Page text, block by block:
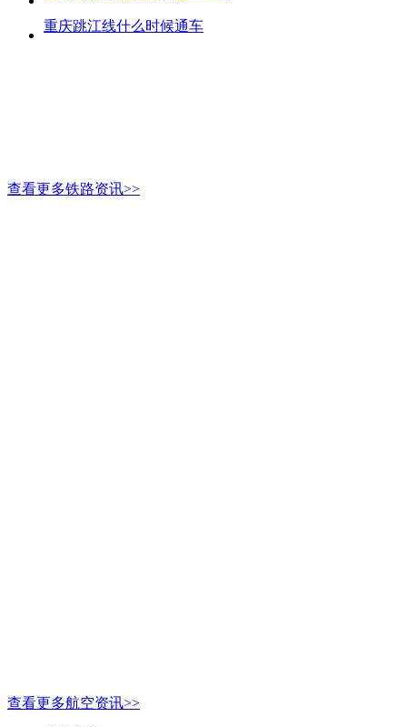
重庆跳江线什么时候通车
查看更多铁路资讯>>
查看更多航空资讯>>